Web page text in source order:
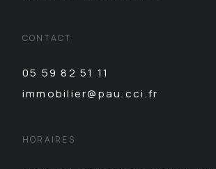
CONTACT
05 59 82 51 11
immobilier@pau.cci.fr
HORAIRES